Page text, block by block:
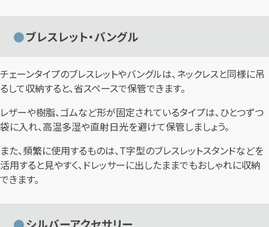
ブレスレット・バングル
チェーンタイプのブレスレットやバングルは、ネックレスと同様に吊
るして収納すると、省スペースで保管できます。
レザーや樹脂、ゴムなど形が固定されているタイプは、ひとつずつ
袋に入れ、高温多湿や直射日光を避けて保管しましょう。
また、頻繁に使用するものは、T字型のブレスレットスタンドなどを
活用すると見やすく、ドレッサーに出したままでもおしゃれに収納
できます。